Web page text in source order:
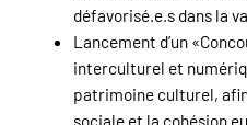
défavorisé.e.s dans la
Lancement d’un
interculturel et
patrimoine culturel,
sociale et la cohésion